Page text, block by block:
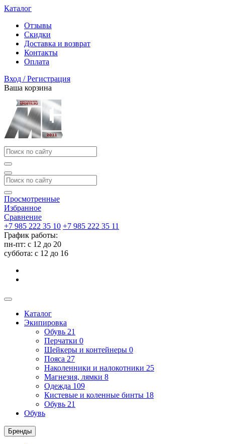
Каталог
Отзывы
Скидки
Доставка и возврат
Контакты
Оплата
Вход / Регистрация
Ваша корзина
Просмотренные
Избранное
Сравнение
+7 985 222 35 10 +7 985 222 35 11
График работы:
пн-пт: с 12 до 20
суббота: c 12 до 16
Каталог
Экипировка
Обувь 21
Перчатки 0
Шейкеры и контейнеры 0
Пояса 27
Наколенники и налокотники 25
Магнезия, лямки 8
Одежда 109
Кистевые и коленные бинты 18
Обувь 21
Обувь
Бренды